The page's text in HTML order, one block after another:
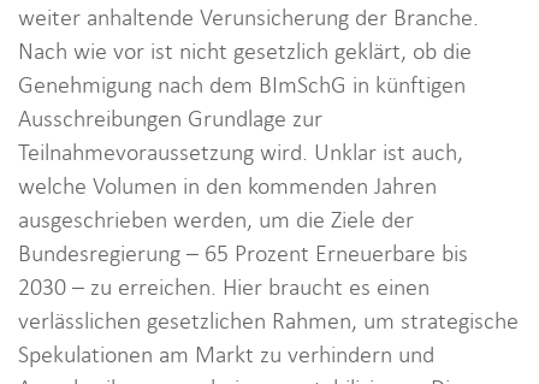
weiter anhaltende Verunsicherung der Branche.
Nach wie vor ist nicht gesetzlich geklärt, ob die
Genehmigung nach dem BImSchG in künftigen
Ausschreibungen Grundlage zur
Teilnahmevoraussetzung wird. Unklar ist auch,
welche Volumen in den kommenden Jahren
ausgeschrieben werden, um die Ziele der
Bundesregierung – 65 Prozent Erneuerbare bis
2030 – zu erreichen. Hier braucht es einen
verlässlichen gesetzlichen Rahmen, um strategische
Spekulationen am Markt zu verhindern und